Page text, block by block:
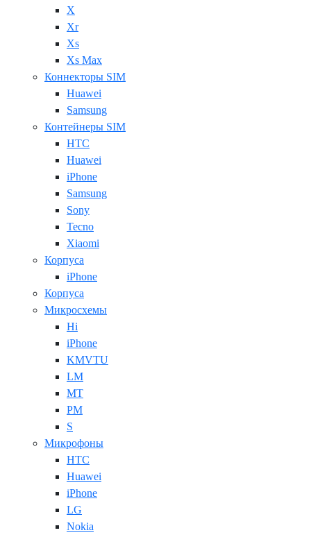
X
Xr
Xs
Xs Max
Коннекторы SIM
Huawei
Samsung
Контейнеры SIM
HTC
Huawei
iPhone
Samsung
Sony
Tecno
Xiaomi
Корпуса
iPhone
Корпуса
Микросхемы
Hi
iPhone
KMVTU
LM
MT
PM
S
Микрофоны
HTC
Huawei
iPhone
LG
Nokia